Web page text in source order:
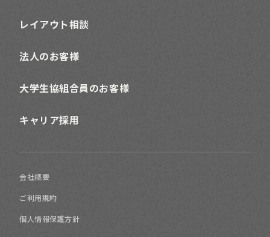
レイアウト相談
法人のお客様
大学生協組合員のお客様
キャリア採用
会社概要
ご利用規約
個人情報保護方針